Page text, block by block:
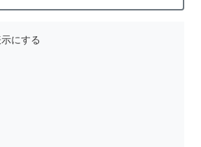
にする